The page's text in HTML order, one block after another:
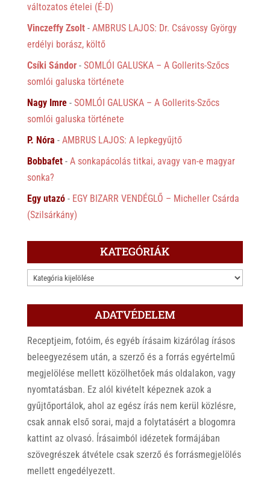
változatos ételei (É-D)
Vinczeffy Zsolt- AMBRUS LAJOS: Dr. Csávossy György
erdélyi borász, költő
Csíki Sándor- SOMLÓI GALUSKA – A Gollerits-Szőcs
somlói galuska története
Nagy Imre- SOMLÓI GALUSKA – A Gollerits-Szőcs
somlói galuska története
P. Nóra - AMBRUS LAJOS: A lepkegyűjtő
Bobbafet- A sonkapácolás titkai, avagy van-e magyar
sonka?
Egy utazó- EGY BIZARR VENDÉGLŐ – Micheller Csárda
(Szilsárkány)
KATEGÓRIÁK
KATEGÓRIÁK
ADATVÉDELEM
Receptjeim, fotóim, és egyéb írásaim kizárólag írásos
beleegyezésem után, a szerző és a forrás egyértelmű
megjelölése mellett közölhetőek más oldalakon, vagy
nyomtatásban. Ez alól kivételt képeznek azok a
gyűjtőportálok, ahol az egész írás nem kerül közlésre,
csak annak első sorai, majd a folytatásért a blogomra
kattint az olvasó. Írásaimból idézetek formájában
szövegrészek átvétele csak szerző és forrásmegjelölés
mellett engedélyezett.